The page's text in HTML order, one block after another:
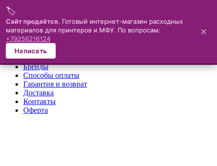
Меню
×
О компании
Каталог
Бренды
Способы оплаты
Гарантия и возврат
Доставка
Контакты
Оферта
🏷️
Сайт продаётся. Готовый интернет-магазин расходных
материалов для принтеров и МФУ. По вопросам:
+79256216124
Написать
✕